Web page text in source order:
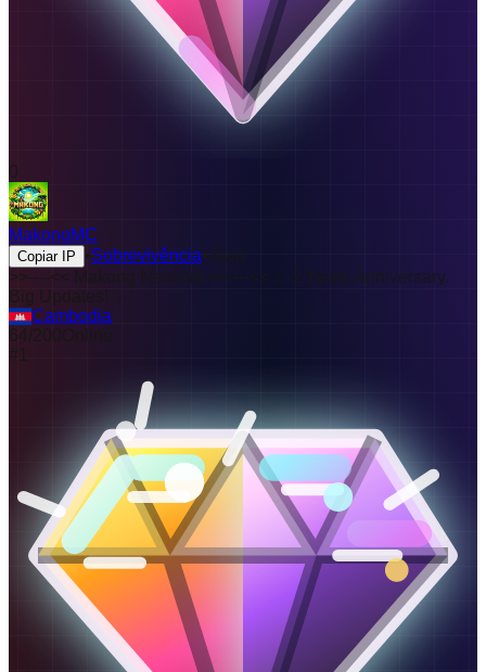
0
MakongMC
Copiar IP • Sobrevivência•Java
>>----<<
Makong Network >>----<< 2 Years Anniversary.
B g e
Cambodia
64/
#1